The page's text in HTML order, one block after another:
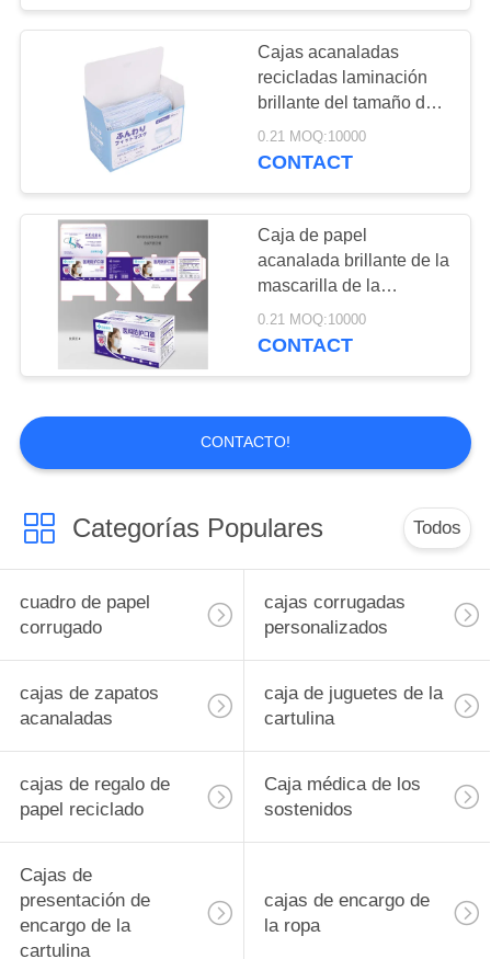
Caja dulce de papel
Caja de regalo de
papel de lujo
39
Empaque de
alimentos de papel
Cajas acanaladas
recicladas laminación
brillante del tamaño de
encargo
0.21 MOQ:10000
CONTACT
Caja de papel
acanalada brillante de la
mascarilla de la
laminación
0.21 MOQ:10000
CONTACT
CONTACTO!
Categorías Populares Todos
cuadro de papel
corrugado
cajas corrugadas
personalizados
cajas de zapatos
acanaladas
caja de juguetes de la
cartulina
cajas de regalo de
papel reciclado
Caja médica de los
sostenidos
Cajas de
presentación de
encargo de la
cartulina
cajas de encargo de
la ropa